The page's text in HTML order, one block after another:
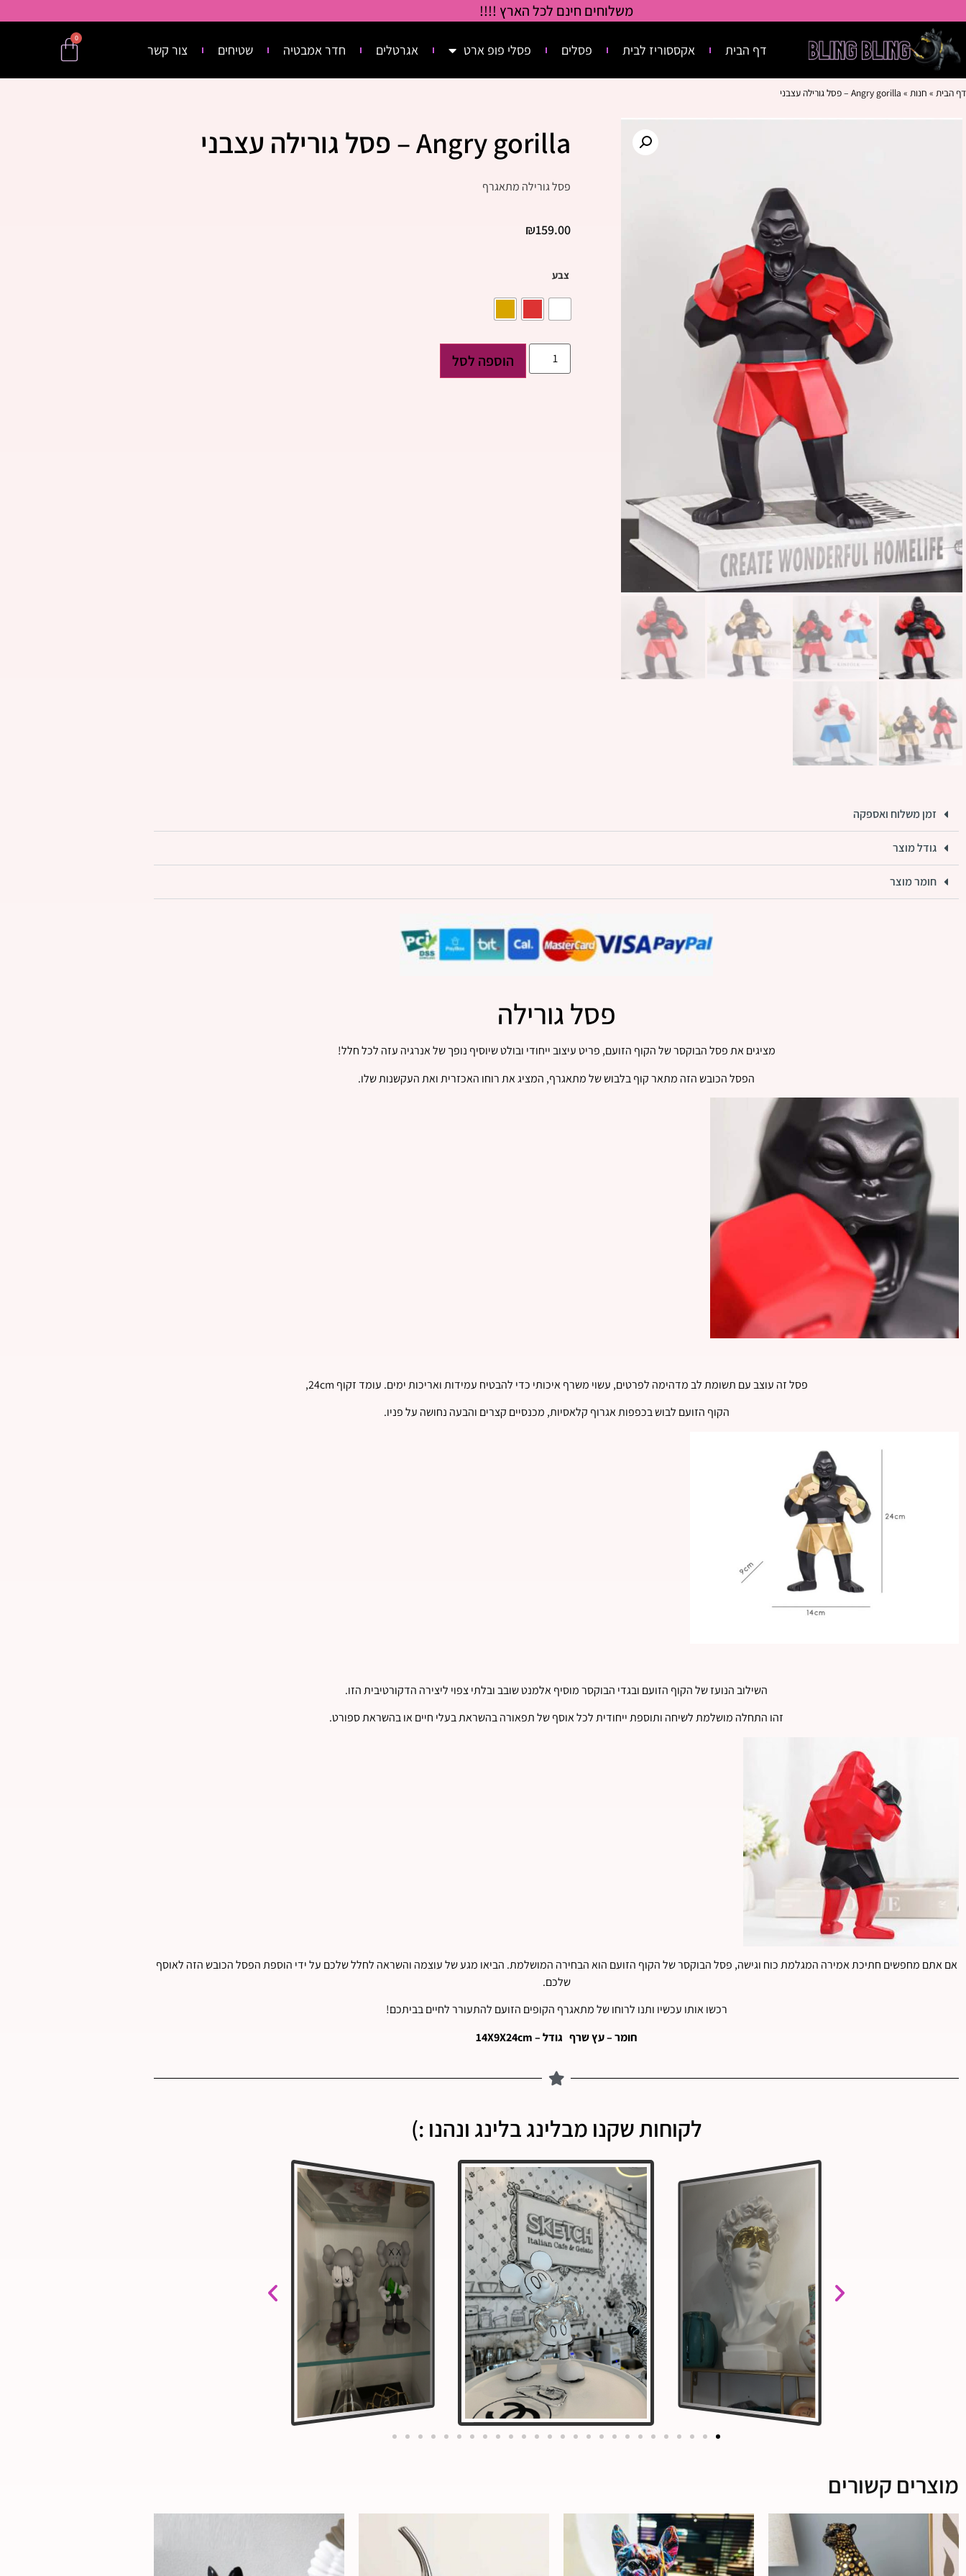
משלוחים חינם לכל הארץ !!!!
דף הבית אקססוריז לבית פסלים פסלי פופ ארט אגרטלים חדר אמבטיה שטיחים צור קשר
0
דף הבית » חנות » Angry gorilla – פסל גורילה עצבני
Angry gorilla – פסל גורילה עצבני
פסל גורילה מתאגרף
₪159.00
צבע
הוספה לסל
זמן משלוח ואספקה
גודל מוצר
חומר מוצר
פסל גורילה
מציגים את פסל הבוקסר של הקוף הזועם, פריט עיצוב ייחודי ובולט שיוסיף נופך של אנרגיה עזה לכל חלל!
הפסל הכובש הזה מתאר קוף בלבוש של מתאגרף, המציג את רוחו האכזרית ואת העקשנות שלו.
פסל זה עוצב עם תשומת לב מדהימה לפרטים, עשוי משרף איכותי כדי להבטיח עמידות ואריכות ימים. עומד זקוף 24cm,
הקוף הזועם לבוש בכפפות אגרוף קלאסיות, מכנסיים קצרים והבעה נחושה על פניו.
השילוב הנועז של הקוף הזועם ובגדי הבוקסר מוסיף אלמנט שובב ובלתי צפוי ליצירה הדקורטיבית הזו.
זהו התחלה מושלמת לשיחה ותוספת ייחודית לכל אוסף של תפאורה בהשראת בעלי חיים או בהשראת ספורט.
אם אתם מחפשים חתיכת אמירה המגלמת כוח וגישה, פסל הבוקסר של הקוף הזועם הוא הבחירה המושלמת. הביאו מגע של עוצמה והשראה לחלל שלכם על ידי הוספת הפסל הכובש הזה לאוסף
שלכם.
רכשו אותו עכשיו ותנו לרוחו של מתאגרף הקופים הזועם להתעורר לחיים בביתכם!
חומר – עץ שרף גודל – 14X9X24cm
לקוחות שקנו מבלינג בלינג ונהנו :)
מוצרים קשורים